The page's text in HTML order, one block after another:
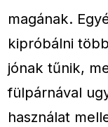
magának.
kipróbálni
jónak tűnik,
fülpárnával
használat